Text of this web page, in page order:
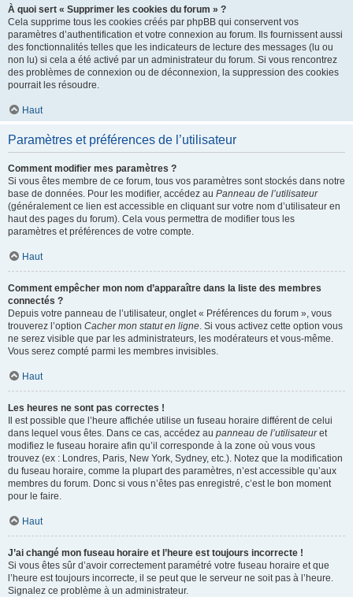
À quoi sert « Supprimer les cookies du forum » ?
Cela supprime tous les cookies créés par phpBB qui conservent vos
paramètres d’authentification et votre connexion au forum. Ils fournissent aussi
des fonctionnalités telles que les indicateurs de lecture des messages (lu ou
non lu) si cela a été activé par un administrateur du forum. Si vous rencontrez
des problèmes de connexion ou de déconnexion, la suppression des cookies
pourrait les résoudre.
Haut
Paramètres et préférences de l’utilisateur
Comment modifier mes paramètres ?
Si vous êtes membre de ce forum, tous vos paramètres sont stockés dans notre
base de données. Pour les modifier, accédez au Panneau de l’utilisateur
(généralement ce lien est accessible en cliquant sur votre nom d’utilisateur en
haut des pages du forum). Cela vous permettra de modifier tous les
paramètres et préférences de votre compte.
Haut
Comment empêcher mon nom d’apparaître dans la liste des membres
connectés ?
Depuis votre panneau de l’utilisateur, onglet « Préférences du forum », vous
trouverez l’option Cacher mon statut en ligne. Si vous activez cette option vous
ne serez visible que par les administrateurs, les modérateurs et vous-même.
Vous serez compté parmi les membres invisibles.
Haut
Les heures ne sont pas correctes !
Il est possible que l’heure affichée utilise un fuseau horaire différent de celui
dans lequel vous êtes. Dans ce cas, accédez au panneau de l’utilisateuret
modifiez le fuseau horaire afin qu’il corresponde à la zone où vous vous
trouvez (ex : Londres, Paris, New York, Sydney, etc.). Notez que la modification
du fuseau horaire, comme la plupart des paramètres, n’est accessible qu’aux
membres du forum. Donc si vous n’êtes pas enregistré, c’est le bon moment
pour le faire.
Haut
J’ai changé mon fuseau horaire et l’heure est toujours incorrecte !
Si vous êtes sûr d’avoir correctement paramétré votre fuseau horaire et que
l’heure est toujours incorrecte, il se peut que le serveur ne soit pas à l’heure.
Signalez ce problème à un administrateur.